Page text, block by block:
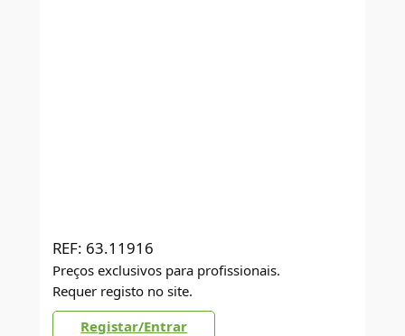
REF: 63.11916
Preços exclusivos para profissionais.
Requer registo no site.
Registar/Entrar